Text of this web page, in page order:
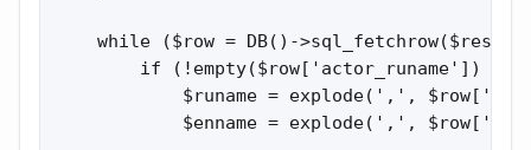
while ($row = DB()-
if (!empty($row['actor_runame']) ||
$runame = explode(',',
$enname = explode(',',